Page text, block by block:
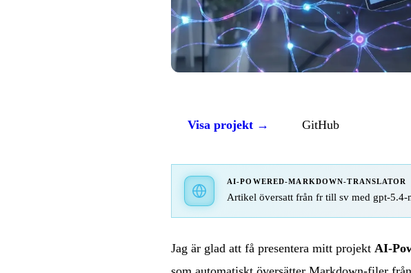
Visa projekt → GitHub
AI-POWERED-MARKDOWN-TRANSLATOR
Artikel översatt från fr till sv med gpt-5.4-
Jag är glad att få presentera mitt projekt AI-